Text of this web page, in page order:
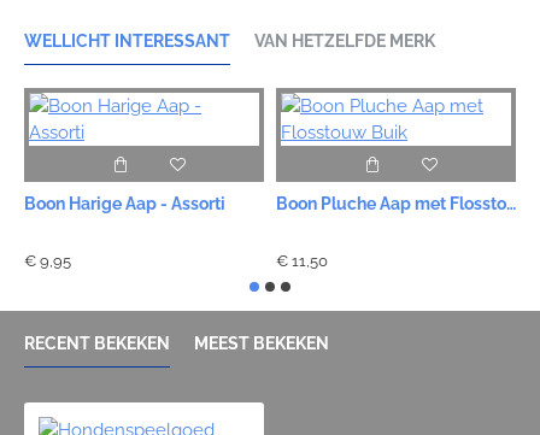
WELLICHT INTERESSANT VAN HETZELFDE MERK
Boon Harige Aap - Assorti
€ 9,95
Boon Pluche Aap met Flosstouw Buik
€ 11,50
RECENT BEKEKEN MEEST BEKEKEN